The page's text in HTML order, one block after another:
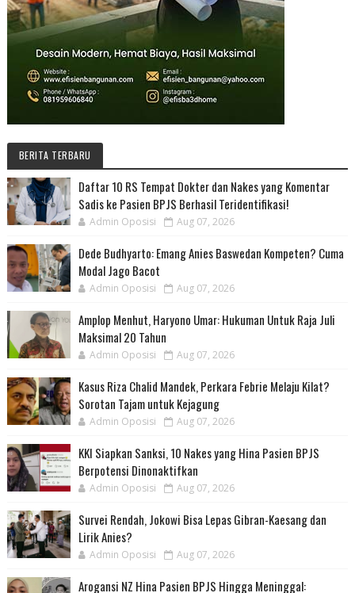
BERITA TERBARU
Daftar 10 RS Tempat Dokter dan Nakes yang Komentar
Sadis ke Pasien BPJS Berhasil Teridentifikasi!
Admin Oposisi Aug 07, 2026
Dede Budhyarto: Emang Anies Baswedan Kompeten? Cuma
Modal Jago Bacot
Admin Oposisi Aug 07, 2026
Amplop Menhut, Haryono Umar: Hukuman Untuk Raja Juli
Maksimal 20 Tahun
Admin Oposisi Aug 07, 2026
Kasus Riza Chalid Mandek, Perkara Febrie Melaju Kilat?
Sorotan Tajam untuk Kejagung
Admin Oposisi Aug 07, 2026
KKI Siapkan Sanksi, 10 Nakes yang Hina Pasien BPJS
Berpotensi Dinonaktifkan
Admin Oposisi Aug 07, 2026
Survei Rendah, Jokowi Bisa Lepas Gibran-Kaesang dan
Lirik Anies?
Admin Oposisi Aug 07, 2026
Arogansi NZ Hina Pasien BPJS Hingga Meninggal: